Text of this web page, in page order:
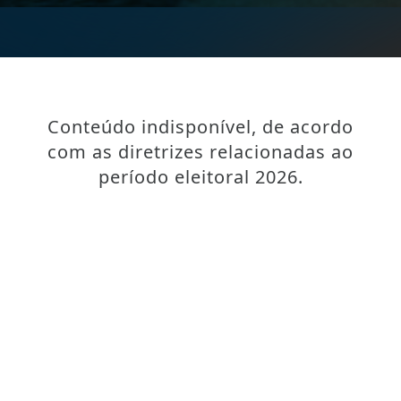
Conteúdo indisponível, de acordo
com as diretrizes relacionadas ao
período eleitoral 2026.